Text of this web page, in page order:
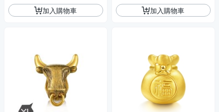
加入購物車 加入購物車